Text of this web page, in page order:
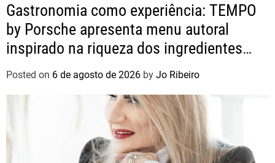
Gastronomia como experiência: TEMPO
by Porsche apresenta menu autoral
inspirado na riqueza dos ingredientes
brasileiros
Posted on 6 de agosto de 2026 by Jo Ribeiro